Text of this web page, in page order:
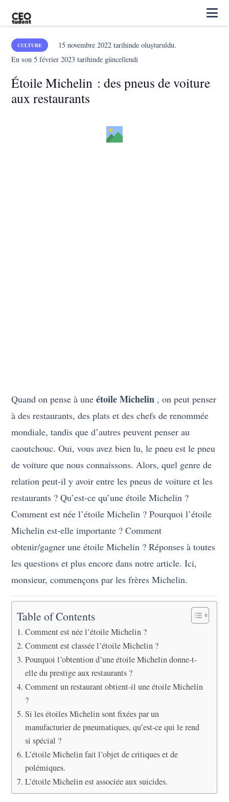
CULTURE 15 novembre 2022tarihinde oluşturuldu.
En son5 février 2023 tarihinde güncellendi
Étoile Michelin : des pneus de voiture
aux restaurants
Quand on pense à uneétoile Michelin , on peut penser
à des restaurants, des plats et des chefs de renommée
mondiale, tandis que d’autres peuvent penser au
caoutchouc. Oui, vous avez bien lu, le pneu est le pneu
de voiture que nous connaissons. Alors, quel genre de
relation peut-il y avoir entre les pneus de voiture et les
restaurants ? Qu’est-ce qu’une étoile Michelin ?
Comment est née l’étoile Michelin ? Pourquoi l’étoile
Michelin est-elle importante ? Comment
obtenir/gagner une étoile Michelin ? Réponses à toutes
les questions et plus encore dans notre article. Ici,
monsieur, commençons par les frères Michelin.
Table of Contents
Comment est née l’étoile Michelin ?
Comment est classée l’étoile Michelin ?
Pourquoi l’obtention d’une étoile Michelin donne-t-
elle du prestige aux restaurants ?
Comment un restaurant obtient-il une étoile Michelin
?
Si les étoiles Michelin sont fixées par un
manufacturier de pneumatiques, qu’est-ce qui le rend
si spécial ?
L’étoile Michelin fait l’objet de critiques et de
polémiques.
L’étoile Michelin est associée aux suicides.